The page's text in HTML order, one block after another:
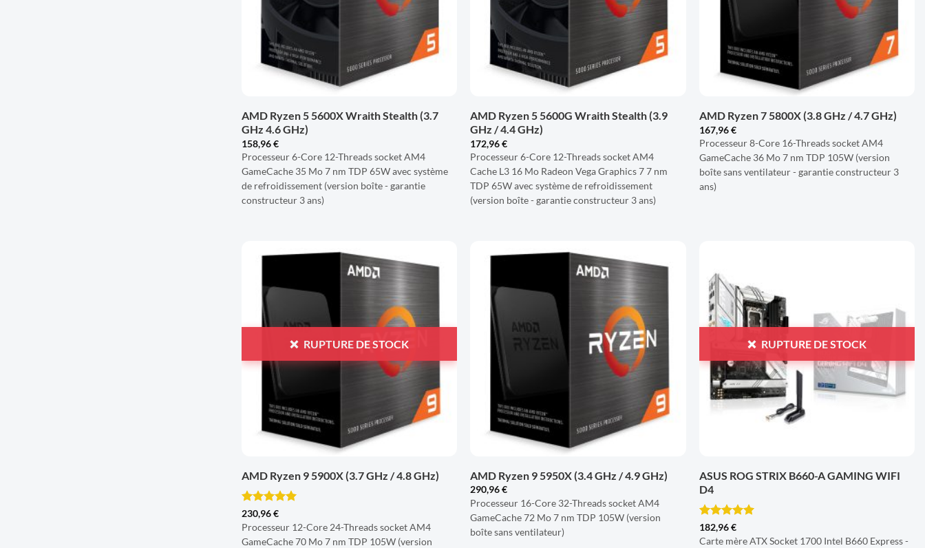
AMD Ryzen 5 5600X Wraith Stealth (3.7
GHz 4.6 GHz)
158,96€
Processeur 6-Core 12-Threads socket AM4
GameCache 35 Mo 7 nm TDP 65W avec système
de refroidissement (version boîte - garantie
constructeur 3 ans)
AMD Ryzen 5 5600G Wraith Stealth (3.9
GHz / 4.4 GHz)
172,96€
Processeur 6-Core 12-Threads socket AM4
Cache L3 16 Mo Radeon Vega Graphics 7 7 nm
TDP 65W avec système de refroidissement
(version boîte - garantie constructeur 3 ans)
AMD Ryzen 7 5800X (3.8 GHz / 4.7 GHz)
167,96€
Processeur 8-Core 16-Threads socket AM4
GameCache 36 Mo 7 nm TDP 105W (version
boîte sans ventilateur - garantie constructeur 3
ans)
AJOUTER
LISTE
D'ENVIES
RUPTURE DE STOCK
AMD Ryzen 9 5900X (3.7 GHz / 4.8 GHz)
Note5sur
5
230,96€
Processeur 12-Core 24-Threads socket AM4
GameCache 70 Mo 7 nm TDP 105W (version
AJOUTER
LISTE
D'ENVIES
AMD Ryzen 9 5950X (3.4 GHz / 4.9 GHz)
290,96€
Processeur 16-Core 32-Threads socket AM4
GameCache 72 Mo 7 nm TDP 105W (version
boîte sans ventilateur)
D'ENVIES
RUPTURE DE STOCK
ASUS ROG STRIX B660-A GAMING WIFI
D4
Note5sur
5
182,96€
Carte mère ATX Socket 1700 Intel B660 Express -